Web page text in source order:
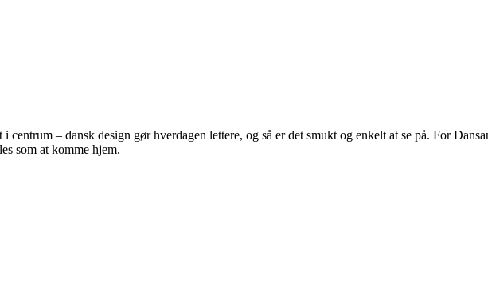
centrum – dansk design gør hverdagen lettere, og så er det smukt og enkelt at se på. For
som at komme hjem.